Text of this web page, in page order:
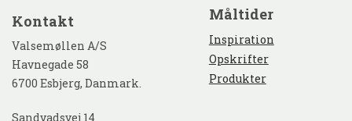
kontakt
Valsemøllen A/S
Havnegade 58
6700 Esbjerg, Danmark.
Sandvadsvej 14
måltider
Inspiration
Opskrifter
Produkter